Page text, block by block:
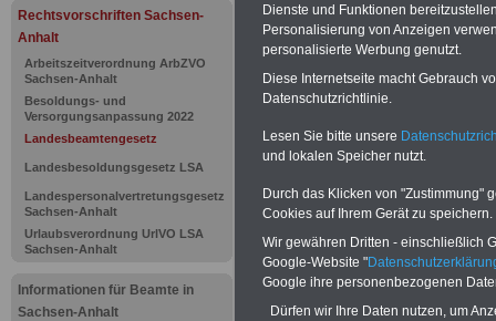
Rechtsvorschriften Sachsen-
Anhalt
Arbeitszeitverordnung ArbZVO
Sachsen-Anhalt
Besoldungs- und
Versorgungsanpassung 2022
Landesbeamtengesetz
Landesbesoldungsgesetz LSA
Landespersonalvertretungsgesetz
Sachsen-Anhalt
Urlaubsverordnung UrlVO LSA
Sachsen-Anhalt
Informationen für Beamte in
Sachsen-Anhalt
Sachsen-
22,50 Euro: Wissenswertes für
und Beamte,
Ländern. Alle 3 Ratgeber sind
gegliedert und erläutern auch
geeignet fürBeamtinnen und
Tarifkräfte von Sachsen-Anhalt)..
DasBEHÖRDEN-ABO>>> kann
werden
Dienste und Funktionen
Personalisierung von Anzeigen
personalisierte Werbung genutzt.
Diese Internetseite macht Gebrauch
Datenschutzrichtlinie.
Lesen Sie bitte unsere
und lokalen Speicher nutzt.
Durch das Klicken von "Zustimmung"
Cookies auf Ihrem Gerät zu speichern.
Wir gewähren Dritten - einschließlich
Google-Website "
Google ihre personenbezogenen
Dürfen wir Ihre Daten nutzen, um